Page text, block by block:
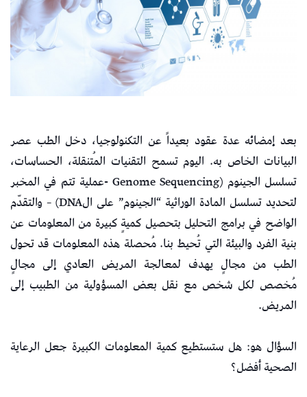
بعد إمضائه عدة عقود بعيداً عن التكنولوجيا، دخل الطب عصر
البيانات الخاص به. اليوم تسمح التقنيات المُتنقلة، الحساسات،
تسلسل الجينوم (Genome Sequencing -عملية تتم في المخبر
لتحديد تسلسل المادة الوراثية “الجينوم” على الDNA) – والتقدّم
الواضح في برامج التحليل بتحصيل كميةٍ كبيرة من المعلومات عن
بنية الفرد والبيئة التي تُحيط بنا. مُحصلة هذه المعلومات قد تحول
الطب من مجالٍ يهدف لمعالجة المريض العادي إلى مجالٍ
مُخصص لكل شخص مع نقل بعض المسؤولية من الطبيب إلى
المريض.
السؤال هو: هل ستستطيع كمية المعلومات الكبيرة جعل الرعاية
الصحية أفضل؟